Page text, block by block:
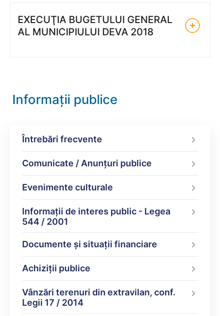
EXECUŢIA BUGETULUI GENERAL
AL MUNICIPIULUI DEVA 2018
Informații publice
Întrebări frecvente
Comunicate / Anunțuri publice
Evenimente culturale
Informații de interes public - Legea
544 / 2001
Documente şi situaţii financiare
Achiziții publice
Vânzări terenuri din extravilan, conf.
Legii 17 / 2014